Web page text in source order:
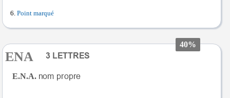
Point marqué
40%
ENA
E.N.A.